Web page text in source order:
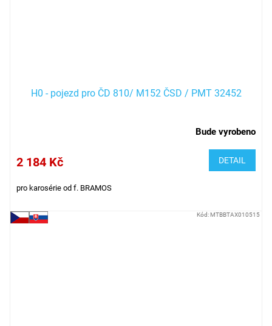
H0 - pojezd pro ČD 810/ M152 ČSD / PMT 32452
Bude vyrobeno
2 184 Kč DETAIL
pro karosérie od f. BRAMOS
Kód:MTBBTAX010515